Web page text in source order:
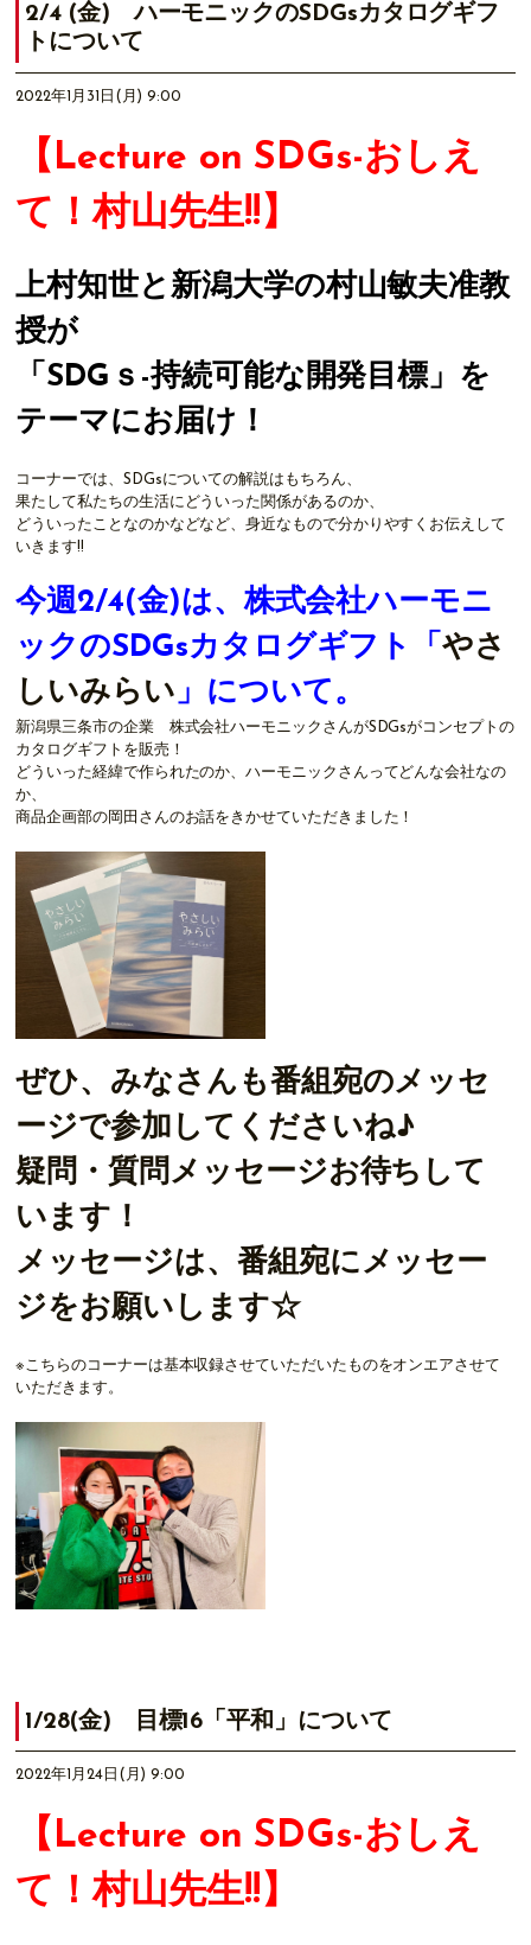
2/4 (金) ハーモニックのSDGsカタログギフ
トについて
2022年1月31日(月) 9:00
【Lecture on SDGs-おしえ
て！村山先生!!】
上村知世と新潟大学の村山敏夫准教
授が
「SDGｓ-持続可能な開発目標」を
テーマにお届け！
コーナーでは、SDGsについての解説はもちろん、
果たして私たちの生活にどういった関係があるのか、
どういったことなのかなどなど、身近なもので分かりやすくお伝えして
いきます!!
今週2/4(金)は、株式会社ハーモニ
ックのSDGsカタログギフト「やさ
しいみらい」について。
新潟県三条市の企業 株式会社ハーモニックさんがSDGsがコンセプトの
カタログギフトを販売！
どういった経緯で作られたのか、ハーモニックさんってどんな会社なの
か、
商品企画部の岡田さんのお話をきかせていただきました！
ぜひ、みなさんも番組宛のメッセ
ージで参加してくださいね♪
疑問・質問メッセージお待ちして
います！
メッセージは、番組宛にメッセー
ジをお願いします☆
※こちらのコーナーは基本収録させていただいたものをオンエアさせて
いただきます。
1/28(金) 目標16「平和」について
2022年1月24日(月) 9:00
【Lecture on SDGs-おしえ
て！村山先生!!】